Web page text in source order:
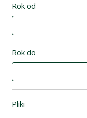
Rok od
Rok do
Pliki